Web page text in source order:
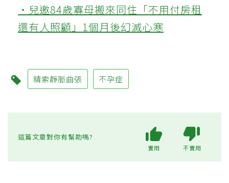
‧兒邀84歲寡母搬來同住「不用付房租
還有人照顧」1個月後幻滅心寒
精索靜脈曲張 不孕症
這篇文章對你有幫助嗎?
實用 不實用